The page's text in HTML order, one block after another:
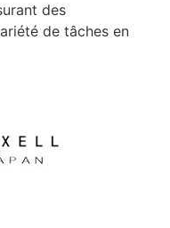
des
de tâches en